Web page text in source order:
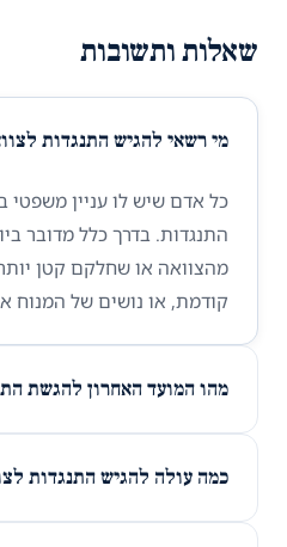
שאלות ותשובות
מי רשאי להגיש התנגדות
כל אדם שיש לו עניין משפטי
התנגדות. בדרך כלל מדובר
מהצוואה או שחלקם קטן
קודמת, או נושים של המנוח
מהו המועד האחרון להגשת
כמה עולה להגיש התנגדות